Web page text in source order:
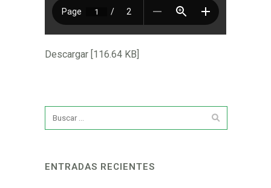
Descargar [116.64 KB]
ENTRADAS RECIENTES